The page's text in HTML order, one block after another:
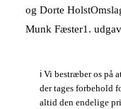
og Dorte
Munk Fæster1.
ℹ️ Vi bestræber os på
der tages forbehold
altid den endelige